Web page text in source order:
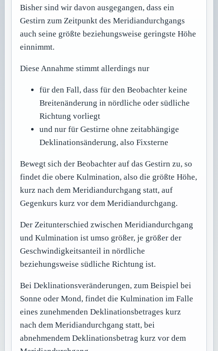
Bisher sind wir davon ausgegangen, dass ein
Gestirn zum Zeitpunkt des Meridiandurchgangs
auch seine größte beziehungsweise geringste Höhe
einnimmt.
Diese Annahme stimmt allerdings nur
für den Fall, dass für den Beobachter keine
Breitenänderung in nördliche oder südliche
Richtung vorliegt
und nur für Gestirne ohne zeitabhängige
Deklinationsänderung, also Fixsterne
Bewegt sich der Beobachter auf das Gestirn zu, so
findet die obere Kulmination, also die größte Höhe,
kurz nach dem Meridiandurchgang statt, auf
Gegenkurs kurz vor dem Meridiandurchgang.
Der Zeitunterschied zwischen Meridiandurchgang
und Kulmination ist umso größer, je größer der
Geschwindigkeitsanteil in nördliche
beziehungsweise südliche Richtung ist.
Bei Deklinationsveränderungen, zum Beispiel bei
Sonne oder Mond, findet die Kulmination im Falle
eines zunehmenden Deklinationsbetrages kurz
nach dem Meridiandurchgang statt, bei
abnehmendem Deklinationsbetrag kurz vor dem